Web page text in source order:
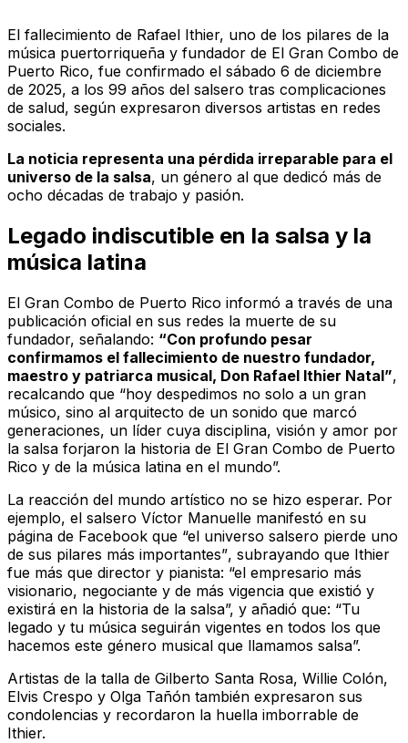
El fallecimiento de Rafael Ithier, uno de los pilares de la
música puertorriqueña y fundador de El Gran Combo de
Puerto Rico, fue confirmado el sábado 6 de diciembre
de 2025, a los 99 años del salsero tras complicaciones
de salud, según expresaron diversos artistas en redes
sociales.
La noticia representa una pérdida irreparable para el
universo de la salsa, un género al que dedicó más de
ocho décadas de trabajo y pasión.
Legado indiscutible en la salsa y la
música latina
El Gran Combo de Puerto Rico informó a través de una
publicación oficial en sus redes la muerte de su
fundador, señalando: “Con profundo pesar
confirmamos el fallecimiento de nuestro fundador,
maestro y patriarca musical, Don Rafael Ithier Natal”,
recalcando que “hoy despedimos no solo a un gran
músico, sino al arquitecto de un sonido que marcó
generaciones, un líder cuya disciplina, visión y amor por
la salsa forjaron la historia de El Gran Combo de Puerto
Rico y de la música latina en el mundo”.
La reacción del mundo artístico no se hizo esperar. Por
ejemplo, el salsero Víctor Manuelle manifestó en su
página de Facebook que “el universo salsero pierde uno
de sus pilares más importantes”, subrayando que Ithier
fue más que director y pianista: “el empresario más
visionario, negociante y de más vigencia que existió y
existirá en la historia de la salsa”, y añadió que: “Tu
legado y tu música seguirán vigentes en todos los que
hacemos este género musical que llamamos salsa”.
Artistas de la talla de Gilberto Santa Rosa, Willie Colón,
Elvis Crespo y Olga Tañón también expresaron sus
condolencias y recordaron la huella imborrable de
Ithier.